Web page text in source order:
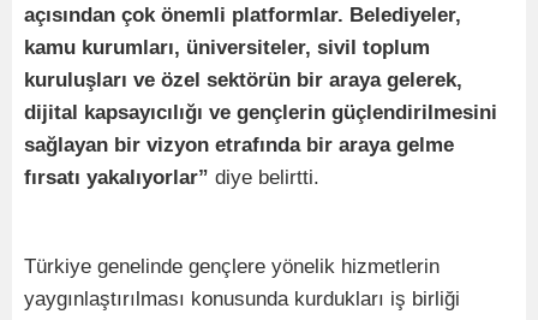
açısından çok önemli platformlar. Belediyeler,
kamu kurumları, üniversiteler, sivil toplum
kuruluşları ve özel sektörün bir araya gelerek,
dijital kapsayıcılığı ve gençlerin güçlendirilmesini
sağlayan bir vizyon etrafında bir araya gelme
fırsatı yakalıyorlar” diye belirtti.
Türkiye genelinde gençlere yönelik hizmetlerin
yaygınlaştırılması konusunda kurdukları iş birliği